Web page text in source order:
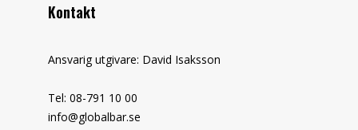
Kontakt
Ansvarig utgivare: David Isaksson
Tel: 08-791 10 00
info@globalbar.se